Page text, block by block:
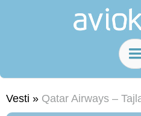
Vesti » Qatar Airways –